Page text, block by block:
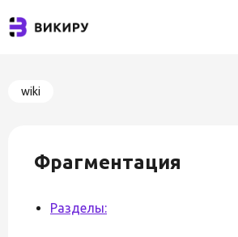
wiki
Фрагментация
Разделы: